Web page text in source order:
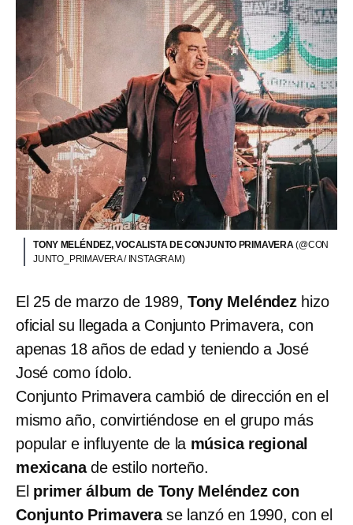
TONY MELÉNDEZ, VOCALISTA DE CONJUNTO PRIMAVERA(@CON
JUNTO_PRIMAVERA / INSTAGRAM)
El 25 de marzo de 1989, Tony Meléndezhizo
oficial su llegada a Conjunto Primavera, con
apenas 18 años de edad y teniendo a José
José como ídolo.
Conjunto Primavera cambió de dirección en el
mismo año, convirtiéndose en el grupo más
popular e influyente de la música regional
mexicanade estilo norteño.
El primer álbum de Tony Meléndez con
Conjunto Primaverase lanzó en 1990, con el